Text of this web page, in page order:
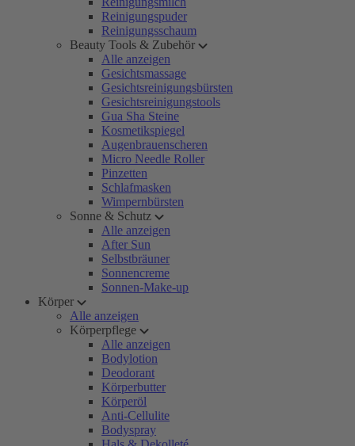
Reinigungspuder
Reinigungsschaum
Beauty Tools & Zubehör
Alle anzeigen
Gesichtsmassage
Gesichtsreinigungsbürsten
Gesichtsreinigungstools
Gua Sha Steine
Kosmetikspiegel
Augenbrauenscheren
Micro Needle Roller
Pinzetten
Schlafmasken
Wimpernbürsten
Sonne & Schutz
Alle anzeigen
After Sun
Selbstbräuner
Sonnencreme
Sonnen-Make-up
Körper
Alle anzeigen
Körperpflege
Alle anzeigen
Bodylotion
Deodorant
Körperbutter
Körperöl
Anti-Cellulite
Bodyspray